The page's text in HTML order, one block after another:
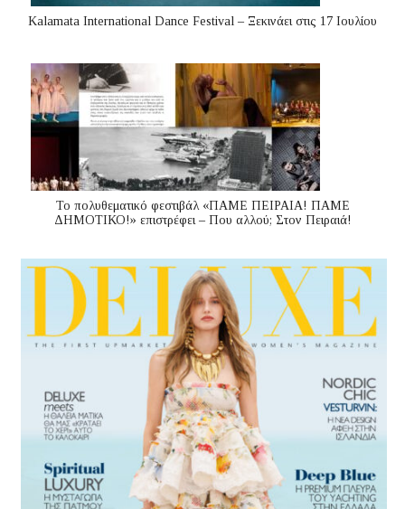
Kalamata International Dance Festival – Ξεκινάει στις 17 Ιουλίου
Το πολυθεματικό φεστιβάλ «ΠΑΜΕ ΠΕΙΡΑΙΑ! ΠΑΜΕ
ΔΗΜΟΤΙΚΟ!» επιστρέφει – Που αλλού; Στον Πειραιά!